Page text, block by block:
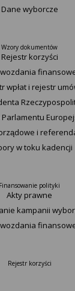
Dane wyborcze
Wzory dokumentów
Rejestr korzyści
wpłat i rejestr
i
w toku kadencji
Finansowanie polityki
Akty prawne
kampanii
Rejestr korzyści